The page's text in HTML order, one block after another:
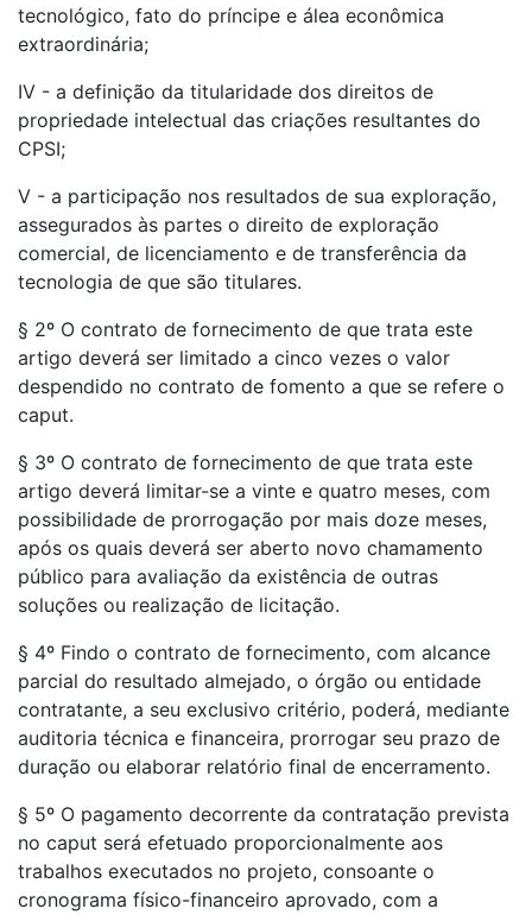
tecnológico, fato do príncipe e álea econômica
extraordinária;
IV - a definição da titularidade dos direitos de
propriedade intelectual das criações resultantes do
CPSI;
V - a participação nos resultados de sua exploração,
assegurados às partes o direito de exploração
comercial, de licenciamento e de transferência da
tecnologia de que são titulares.
§ 2º O contrato de fornecimento de que trata este
artigo deverá ser limitado a cinco vezes o valor
despendido no contrato de fomento a que se refere o
caput.
§ 3º O contrato de fornecimento de que trata este
artigo deverá limitar-se a vinte e quatro meses, com
possibilidade de prorrogação por mais doze meses,
após os quais deverá ser aberto novo chamamento
público para avaliação da existência de outras
soluções ou realização de licitação.
§ 4º Findo o contrato de fornecimento, com alcance
parcial do resultado almejado, o órgão ou entidade
contratante, a seu exclusivo critério, poderá, mediante
auditoria técnica e financeira, prorrogar seu prazo de
duração ou elaborar relatório final de encerramento.
§ 5º O pagamento decorrente da contratação prevista
no caput será efetuado proporcionalmente aos
trabalhos executados no projeto, consoante o
cronograma físico-financeiro aprovado, com a